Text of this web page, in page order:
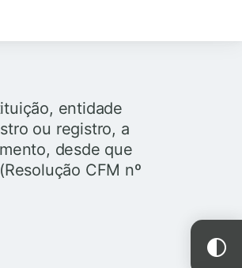
entidade
ou registro, a
desde que
CFM nº